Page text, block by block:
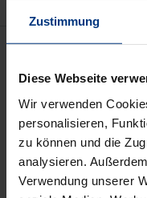
Zustimmung
Diese Webseite
Wir verwenden
personalisieren,
zu können und die
analysieren.
Verwendung unserer
Description
Die Regionen in
wirtschaftlichen
Gewicht noch recht
Betrachtung zeigt
Angleichung